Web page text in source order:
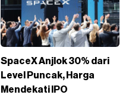
SpaceX Anjlok 30% dari
Level Puncak, Harga
Mendekati IPO